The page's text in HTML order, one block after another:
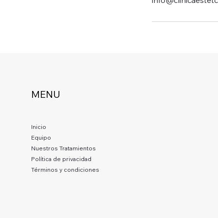
MENU
Inicio
Equipo
Nuestros Tratamientos
Política de privacidad
Términos y condiciones